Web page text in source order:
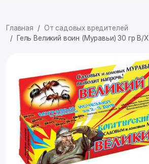
Главная
От садовых вредителей
Гель Великий воин (Муравьи) 30 гр В/Х